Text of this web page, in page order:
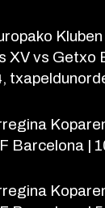
XV vs Getxo
Barcelona |